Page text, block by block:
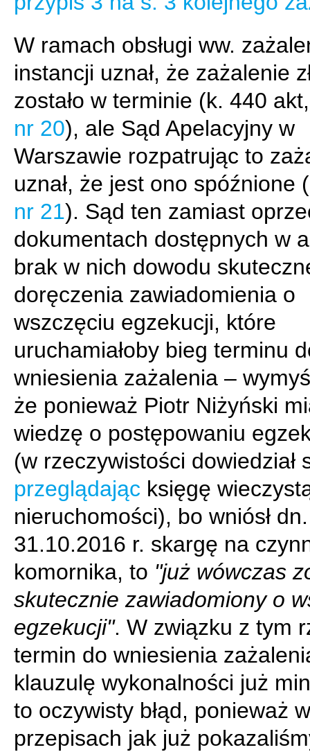
W ramach obsługi ww.
instancji uznał, że zażalenie
zostało w terminie (k. 440
nr 20), ale Sąd Apelacyjny w
Warszawie rozpatrując to
uznał, że jest ono spóźnione (
nr 21). Sąd ten zamiast
dokumentach dostępnych w
brak w nich dowodu
doręczenia zawiadomienia o
wszczęciu egzekucji, które
uruchamiałoby bieg terminu
wniesienia zażalenia –
że ponieważ Piotr Niżyński
wiedzę o postępowaniu
(w rzeczywistości dowiedział
przeglądając księgę
nieruchomości), bo wniósł dn.
31.10.2016 r. skargę na
komornika, to "już wówczas
skutecznie zawiadomiony o
egzekucji". W związku z tym
termin do wniesienia
klauzulę wykonalności już
to oczywisty błąd, ponieważ w
przepisach jak już